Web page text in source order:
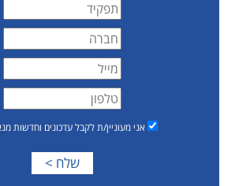
אני מעוניין/ת לקבל עדכונים וחדשות